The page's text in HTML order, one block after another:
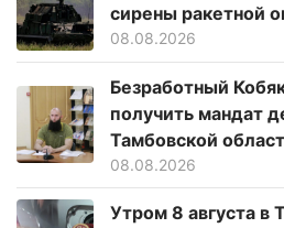
сирены ракетной
08.08.2026
Безработный
получить мандат
Тамбовской
08.08.2026
Утром 8 августа в